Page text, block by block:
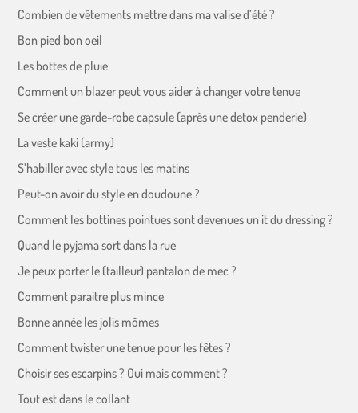
Combien de vêtements mettre dans ma valise d’été ?
Bon pied bon oeil
Les bottes de pluie
Comment un blazer peut vous aider à changer votre tenue
Se créer une garde-robe capsule (après une detox penderie)
La veste kaki (army)
S’habiller avec style tous les matins
Peut-on avoir du style en doudoune ?
Comment les bottines pointues sont devenues un it du dressing ?
Quand le pyjama sort dans la rue
Je peux porter le (tailleur) pantalon de mec ?
Comment paraitre plus mince
Bonne année les jolis mômes
Comment twister une tenue pour les fêtes ?
Choisir ses escarpins ? Oui mais comment ?
Tout est dans le collant